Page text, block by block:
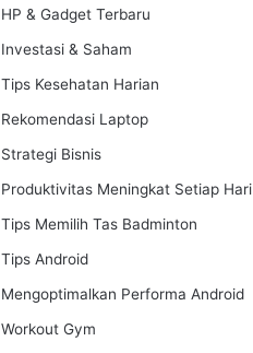
HP & Gadget Terbaru
Investasi & Saham
Tips Kesehatan Harian
Rekomendasi Laptop
Strategi Bisnis
Produktivitas Meningkat Setiap Hari
Tips Memilih Tas Badminton
Tips Android
Mengoptimalkan Performa Android
Workout Gym